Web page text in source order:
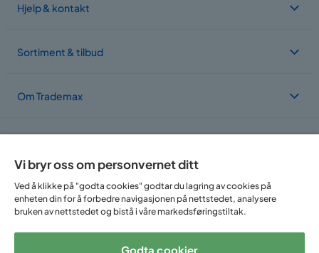
Hjelp & kontakt
Sortiment & tilbud
Om Trademax
Vi bryr oss om personvernet ditt
Ved å klikke på "godta cookies" godtar du lagring av cookies på
enheten din for å forbedre navigasjonen på nettstedet, analysere
bruken av nettstedet og bistå i våre markedsføringstiltak.
Godta cookier